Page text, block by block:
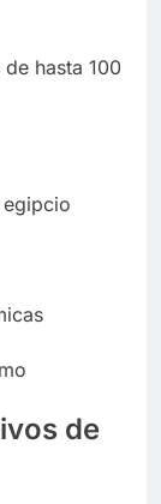
hasta 100
de